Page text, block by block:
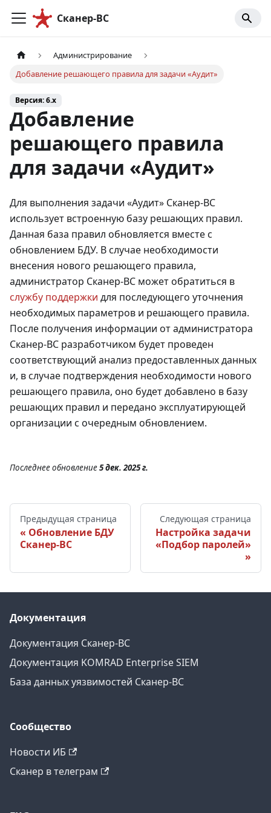
Сканер-ВС
Администрирование
Добавление решающего правила для задачи «Аудит»
Версия: 6.x
Добавление
решающего правила
для задачи «Аудит»
Для выполнения задачи «Аудит» Сканер-ВС
использует встроенную базу решающих правил.
Данная база правил обновляется вместе с
обновлением БДУ. В случае необходимости
внесения нового решающего правила,
администратор Сканер-ВС может обратиться в
службу поддержки для последующего уточнения
необходимых параметров и решающего правила.
После получения информации от администратора
Сканер-ВС разработчиком будет проведен
соответствующий анализ предоставленных данных
и, в случае подтверждения необходимости нового
решающего правила, оно будет добавлено в базу
решающих правил и передано эксплуатирующей
организации с очередным обновлением.
Последнее обновление5 дек. 2025 г.
Предыдущая страница
Обновление БДУ
Сканер-ВС
Следующая страница
Настройка задачи
«Подбор паролей»
Документация
Документация Сканер-ВС
Документация KOMRAD Enterprise SIEM
База данных уязвимостей Сканер-ВС
Сообщество
Новости ИБ
Сканер в телеграм